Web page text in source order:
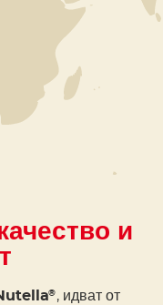
и
® , идват от